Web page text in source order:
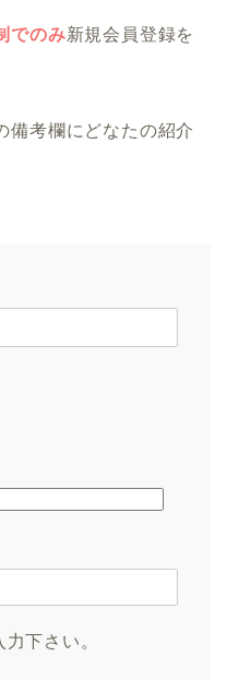
でのみ新規会員登録を
備考欄にどなたの紹介
下さい。